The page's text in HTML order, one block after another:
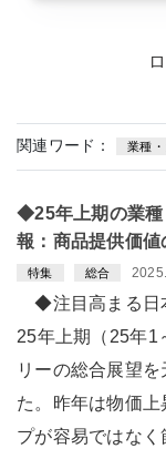
関連ワード： 業種
◆25年上期の業種
報：商品提供価
特集 総合
◆注目高まる日
25年上期（25年1
リーの総合展望
た。昨年は物価
プが容易ではな